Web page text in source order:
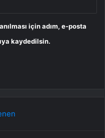
için adım, e-posta
kaydedilsin.